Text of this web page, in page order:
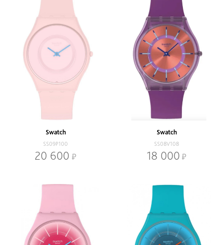
Swatch
SS09P100
20 600
Swatch
SS08V108
18 000